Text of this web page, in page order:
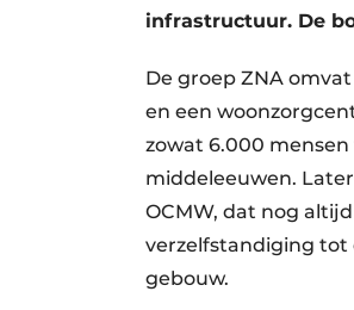
infrastructuur. De
De groep ZNA
en een
zowat 6.000
middeleeuwen.
OCMW, dat nog
verzelfstandiging tot
gebouw.